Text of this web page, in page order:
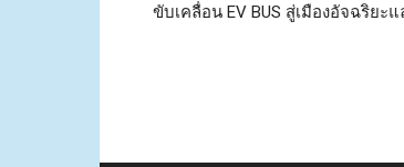
ขับเคลื่อน EV BUS สู่เมืองอัจฉริยะ